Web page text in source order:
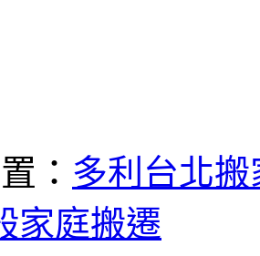
： 多利台北
家庭搬遷